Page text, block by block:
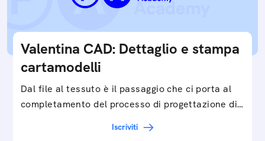
Valentina CAD: Dettaglio e stampa
cartamodelli
Dal file al tessuto è il passaggio che ci porta al
completamento del processo di progettazione di
Iscriviti